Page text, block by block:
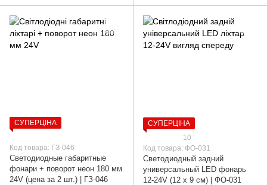
СУПЕРЦІНА
Код товара: ГЗ-046
Светодиодные габаритные
фонари + поворот неон 180 мм
24V (цена за 2 шт.) | ГЗ-046
СУПЕРЦІНА
10
Код товара: ФО-031
Светодиодный задний
универсальный LED фонарь
12-24V (12 х 9 см) | ФО-031